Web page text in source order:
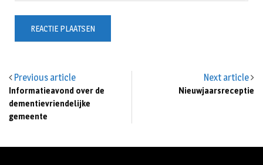
Previous article
Informatieavond over de
dementievriendelijke
gemeente
Next article
Nieuwjaarsreceptie